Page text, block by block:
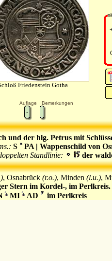
Friedenstein Gotha
Auflage Bemerkungen
-
und der hlg. Petrus mit
S PA | Wappenschild von
Standlinie:
der
, Osnabrück (r.o.), Minden (l.u.),
Stern im Kordel-, im Perlkreis.
MI AD im Perlkreis